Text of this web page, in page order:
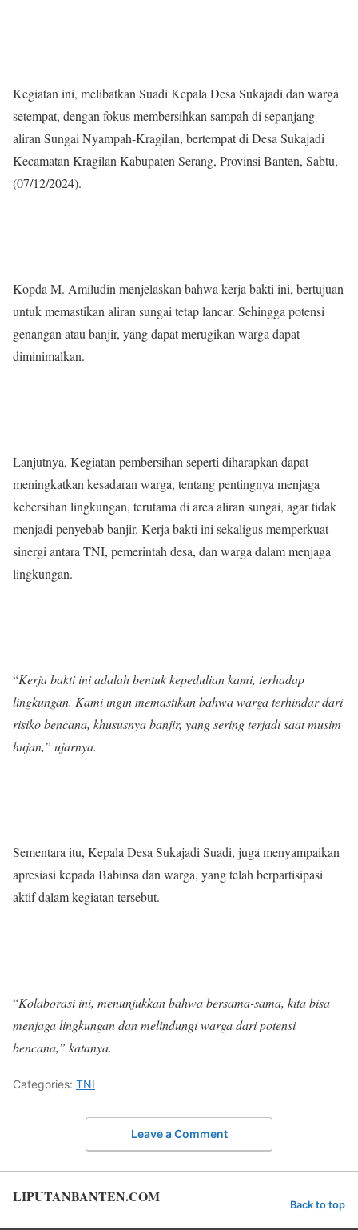
Kegiatan ini, melibatkan Suadi Kepala Desa Sukajadi dan warga
setempat, dengan fokus membersihkan sampah di sepanjang
aliran Sungai Nyampah-Kragilan, bertempat di Desa Sukajadi
Kecamatan Kragilan Kabupaten Serang, Provinsi Banten, Sabtu,
(07/12/2024).
Kopda M. Amiludin menjelaskan bahwa kerja bakti ini, bertujuan
untuk memastikan aliran sungai tetap lancar. Sehingga potensi
genangan atau banjir, yang dapat merugikan warga dapat
diminimalkan.
Lanjutnya, Kegiatan pembersihan seperti diharapkan dapat
meningkatkan kesadaran warga, tentang pentingnya menjaga
kebersihan lingkungan, terutama di area aliran sungai, agar tidak
menjadi penyebab banjir. Kerja bakti ini sekaligus memperkuat
sinergi antara TNI, pemerintah desa, dan warga dalam menjaga
lingkungan.
“Kerja bakti ini adalah bentuk kepedulian kami, terhadap
lingkungan. Kami ingin memastikan bahwa warga terhindar dari
risiko bencana, khususnya banjir, yang sering terjadi saat musim
hujan,” ujarnya.
Sementara itu, Kepala Desa Sukajadi Suadi, juga menyampaikan
apresiasi kepada Babinsa dan warga, yang telah berpartisipasi
aktif dalam kegiatan tersebut.
“Kolaborasi ini, menunjukkan bahwa bersama-sama, kita bisa
menjaga lingkungan dan melindungi warga dari potensi
bencana,” katanya.
Categories: TNI
Leave a Comment
LIPUTANBANTEN.COM Back to top